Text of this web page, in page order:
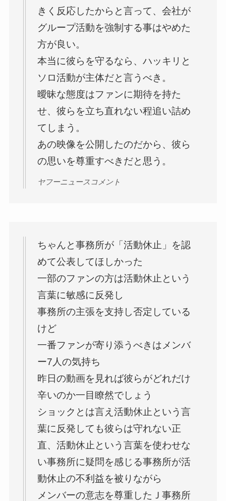
きく反応したからと言って、会社が
グループ活動を強制する事はやめた
方が良い。
本当に彼らを守るなら、ハッキリと
ソロ活動が主体だと言うべき。
曖昧な態度はファンに期待を持た
せ、彼らを立ち直れない程追い詰め
てしまう。
あの映像を公開したのだから、彼ら
の思いを尊重すべきだと思う。
ヤフーニュースコメント
ちゃんと事務所が「活動休止」を認
めて公表してほしかった
一部のファンの方は活動休止という
言葉に敏感に反発し
事務所の主張を支持し否定している
けど
一番ファンが寄り添うべきはメンバ
ー7人の気持ち
昨日の動画を見れば彼らがどれだけ
辛いのか一目瞭然でしょう
ショックとは言え活動休止という言
葉に反発しても彼らは守れない正
直、活動休止という言葉を使わせな
い事務所に疑問を感じる事務所が活
動休止の不利益を被りながら
メンバーの意志を尊重したＪ事務所